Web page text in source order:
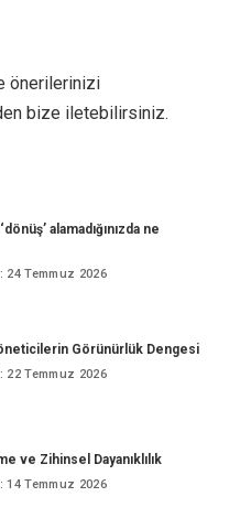
önerilerinizi
bize iletebilirsiniz.
alamadığınızda ne
24 Temmuz 2026
Görünürlük Dengesi
22 Temmuz 2026
ve Zihinsel Dayanıklılık
14 Temmuz 2026